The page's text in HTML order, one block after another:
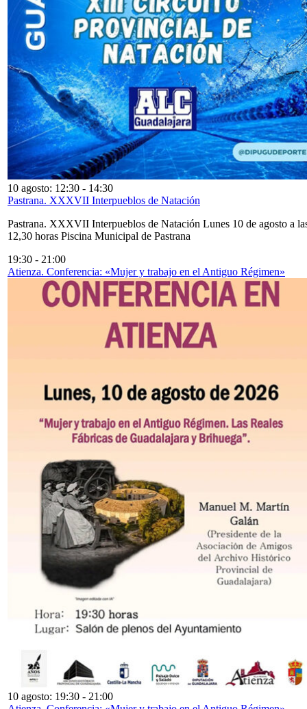
10 agosto: 12:30 - 14:30
Pastrana. XXXVII Interpueblos de Natación
Pastrana. XXXVII Interpueblos de Natación Lunes 10 de agosto a
12,30 horas Piscina Municipal de Pastrana
19:30 - 21:00
Atienza. Conferencia: «Mujer y trabajo en el Antiguo Régimen»
10 agosto: 19:30 - 21:00